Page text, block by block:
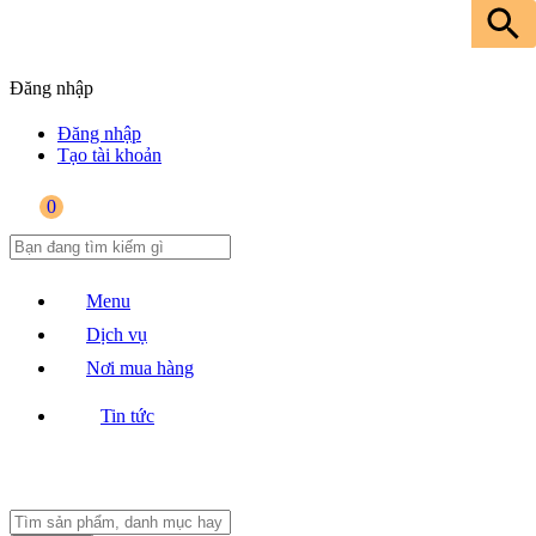
Đăng nhập
Đăng nhập
Tạo tài khoản
0
Menu
Dịch vụ
Nơi mua hàng
Tin tức